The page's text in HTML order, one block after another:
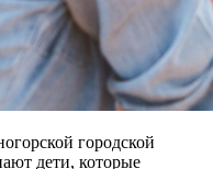
городской
дети, которые